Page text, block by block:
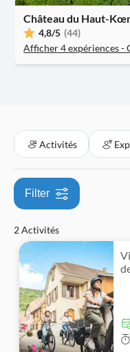
Château du Haut-
4,8/5 (44)
Afficher 4 expériences
Annulation gratuite
Activités
Filter
2 Activités